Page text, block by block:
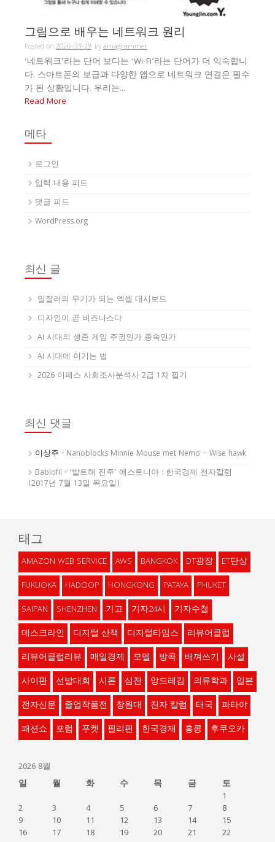
그림으로 배우는 네트워크 원리
Posted on 2020-03-29 byamagrammer
‘네트워크’라는 단어 보다는 ‘Wi-Fi’라는 단어가 더 익숙합니
다. 스마트폰의 보급과 다양한 앱으로 네트워크 연결은 필수
가 된 상황입니다. 우리는...
Read More
메타
로그인
입력 내용 피드
댓글 피드
WordPress.org
최신 글
일잘러의 무기가 되는 엑셀 대시보드
디자인이 곧 비즈니스다
AI 시대의 생존 게임 주권인가 종속인가
AI 시대에 이기는 법
2026 이패스 사회조사분석사 2급 1차 필기
최신 댓글
이상주 - Nanoblocks Minnie Mouse met Nemo – Wise hawk
Bablofil - ‘발트해 진주’ 에스토니아 : 한국경제 천자칼럼
(2017년 7월 13일 목요일)
태그
AMAZON WEB SERVICE AWS BANGKOK DT광장
ET단상
FUKUOKA
HADOOP HONGKONG PATAYA
PHUKET
SAIPAN
SHENZHEN 기고 기자24시
기자수첩
데스크라인
디지털 산책 디지털타임스
리뷰어클럽
리뷰어클럽리뷰
매일경제 모델 방콕 배껴쓰기
사설
사이판
선발대회 시론 심천 앙드레김 의류학과
일본
전자신문
졸업작품전 창원대 천자 칼럼 태국
파타야
패션쇼
포럼 푸켓 필리핀 한국경제 홍콩 후쿠오카
2026 8월
일
월 화 수 목 금
토
1
2
3 4 5 6 7
8
9
10 11 12 13 14
15
16
17 18 19 20 21
22